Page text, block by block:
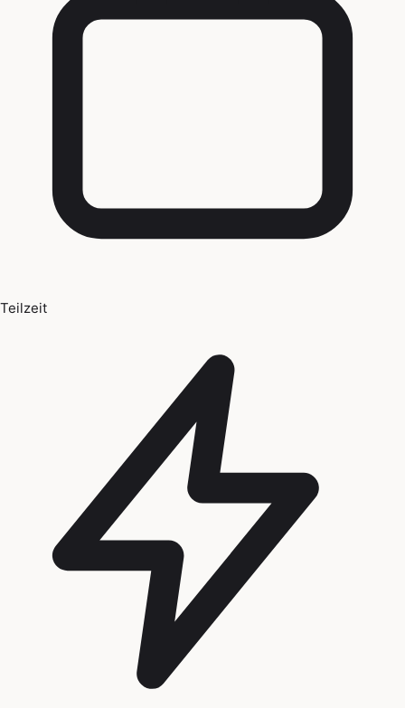
Teilzeit